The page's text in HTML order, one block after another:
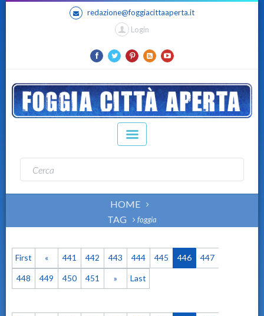
redazione@foggiacittaaperta.it
Login
HOME
TAG
foggia
First « 441 442 443 444 445 446 447
448 449 450 451 » Last